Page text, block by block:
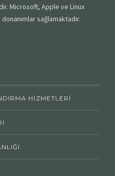
Microsoft, Apple ve Linux
sağlamaktadır.
HIZMETLERI